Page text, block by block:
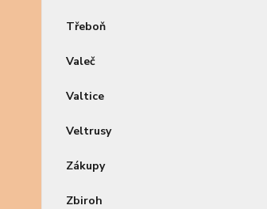
Třeboň
Valeč
Valtice
Veltrusy
Zákupy
Zbiroh